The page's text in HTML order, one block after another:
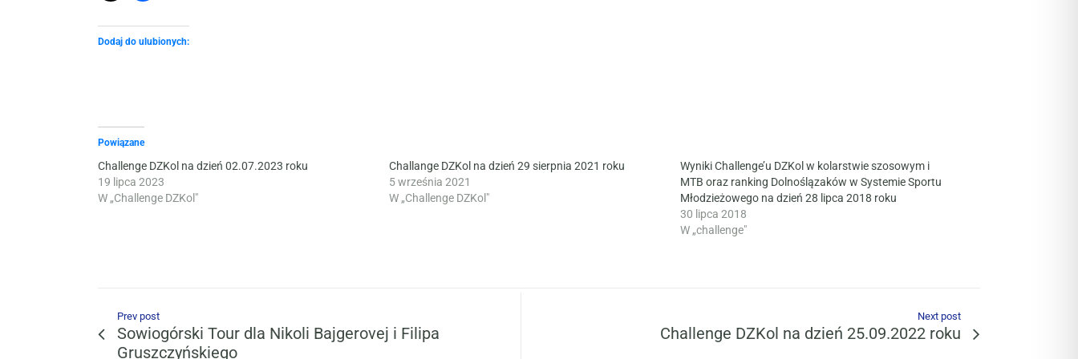
Dodaj do ulubionych:
Powiązane
Challenge DZKol na dzień 02.07.2023 roku
19 lipca 2023
W „Challenge DZKol"
Challange DZKol na dzień 29 sierpnia 2021 roku
5 września 2021
W „Challenge DZKol"
Wyniki Challenge’u DZKol w kolarstwie szosowym i
MTB oraz ranking Dolnoślązaków w Systemie Sportu
Młodzieżowego na dzień 28 lipca 2018 roku
30 lipca 2018
W „challenge"
Prev post
Sowiogórski Tour dla Nikoli Bajgerovej i Filipa
Gruszczyńskiego
Next post
Challenge DZKol na dzień 25.09.2022 roku